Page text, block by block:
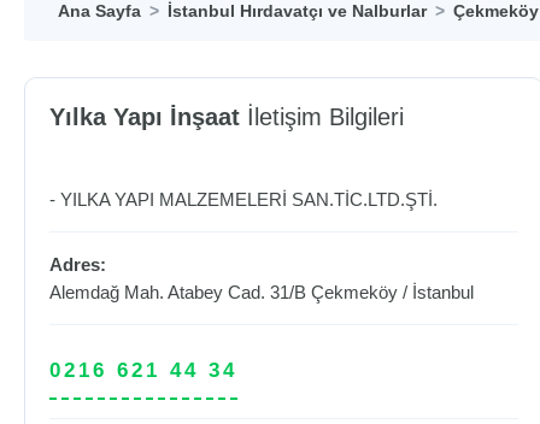
Ana Sayfa İstanbul Hırdavatçı ve Nalburlar
Yılka Yapı İnşaat İletişim Bilgileri
- YILKA YAPI MALZEMELERİ SAN.TİC.LTD.ŞTİ.
Adres:
Alemdağ Mah. Atabey Cad. 31/B Çekmeköy / İstanbul
0216 621 44 34